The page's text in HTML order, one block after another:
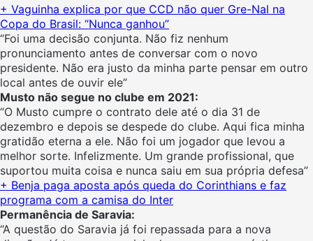
+ Vaguinha explica por que CCD não quer Gre-Nal na
Copa do Brasil: “Nunca ganhou”
“Foi uma decisão conjunta. Não fiz nenhum
pronunciamento antes de conversar com o novo
presidente. Não era justo da minha parte pensar em outro
local antes de ouvir ele”
Musto não segue no clube em 2021:
“O Musto cumpre o contrato dele até o dia 31 de
dezembro e depois se despede do clube. Aqui fica minha
gratidão eterna a ele. Não foi um jogador que levou a
melhor sorte. Infelizmente. Um grande profissional, que
suportou muita coisa e nunca saiu em sua própria defesa”
+ Benja paga aposta após queda do Corinthians e faz
programa com a camisa do Inter
Permanência de Saravia:
“A questão do Saravia já foi repassada para a nova